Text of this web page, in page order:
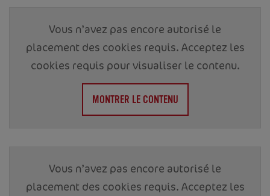
Vous n’avez pas encore autorisé le
placement des cookies requis. Acceptez les
cookies requis pour visualiser le contenu.
MONTRER LE CONTENU
Vous n’avez pas encore autorisé le
placement des cookies requis. Acceptez les